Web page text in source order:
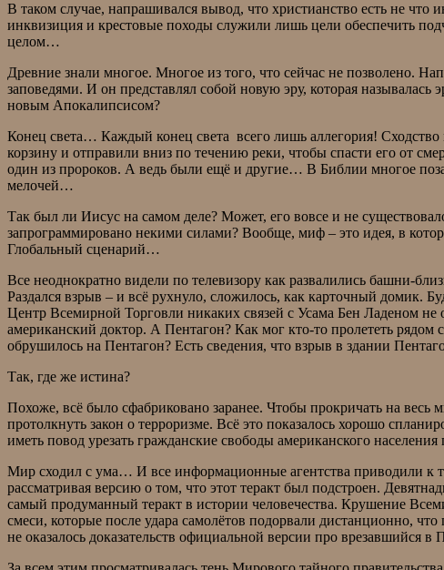
В таком случае, напрашивался вывод, что христианство есть не
инквизиция и крестовые походы служили лишь цели обеспечить
целом…
Древние знали многое. Многое из того, что сейчас не позволено.
заповедями. И он представлял собой новую эру, которая
новым Апокалипсисом?
Конец света… Каждый конец света всего лишь аллегория!
корзину и отправили вниз по течению реки, чтобы спасти его от
один из пророков. А ведь были ещё и другие… В Библии многое
мелочей…
Так был ли Иисус на самом деле? Может, его вовсе и не
запрограммировано некими силами? Вообще, миф – это идея, в
Глобальный сценарий…
Все неоднократно видели по телевизору как развалились башни-
Раздался взрыв – и всё рухнуло, сложилось, как карточный домик.
Центр Всемирной Торговли никаких связей с Усама Бен Ладеном
американский доктор. А Пентагон? Как мог кто-то пролететь рядом
обрушилось на Пентагон? Есть сведения, что взрыв в здании
Так, где же истина?
Похоже, всё было сфабриковано заранее. Чтобы прокричать на
протолкнуть закон о терроризме. Всё это показалось хорошо
иметь повод урезать гражданские свободы американского
Мир сходил с ума… И все информационные агентства приводили к
рассматривая версию о том, что этот теракт был подстроен.
самый продуманный теракт в истории человечества. Крушение
смеси, которые после удара самолётов подорвали дистанционно,
не оказалось доказательств официальной версии про